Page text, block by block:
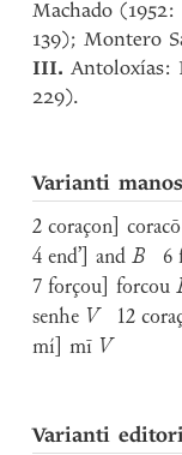
Machado
139); Montero
III. Antoloxías:
229).
Varianti
2 coraçon] coracō
4 end’] andB 6
7 forçou] forcou
senhe V 12
mí] mī V
Varianti